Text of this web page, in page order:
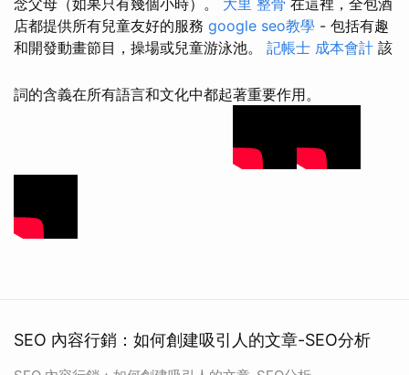
念父母（如果只有幾個小時）。 大里 整骨 在這裡，全包酒
店都提供所有兒童友好的服務 google seo教學 - 包括有趣
和開發動畫節目，操場或兒童游泳池。 記帳士 成本會計 該
詞的含義在所有語言和文化中都起著重要作用。
SEO 內容行銷：如何創建吸引人的文章-SEO分析